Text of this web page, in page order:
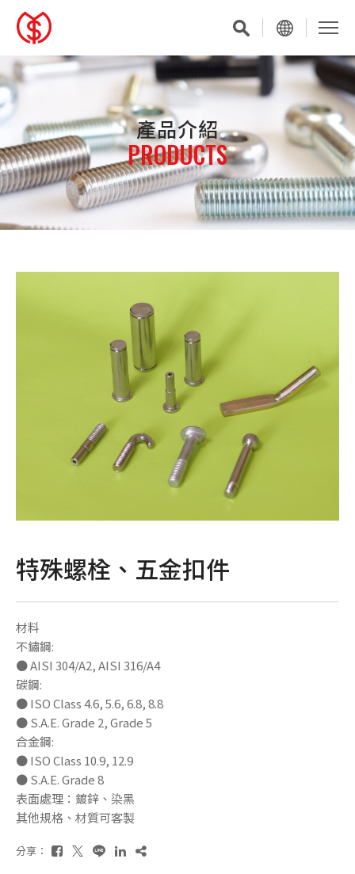
產品介紹
PRODUCTS
特殊螺栓、五金扣件
材料
不鏽鋼:
● AISI 304/A2, AISI 316/A4
碳鋼:
● ISO Class 4.6, 5.6, 6.8, 8.8
● S.A.E. Grade 2, Grade 5
合金鋼:
● ISO Class 10.9, 12.9
● S.A.E. Grade 8
表面處理：鍍鋅、染黑
其他規格、材質可客製
分享：